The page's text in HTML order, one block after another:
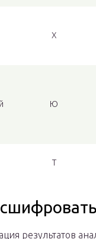
Х
Ю
Т
результатов